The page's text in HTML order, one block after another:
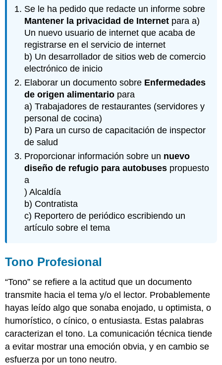
Se le ha pedido que redacte un informe sobre
Mantener la privacidad de Internet para a)
Un nuevo usuario de internet que acaba de
registrarse en el servicio de internet
b) Un desarrollador de sitios web de comercio
electrónico de inicio
Elaborar un documento sobre Enfermedades
de origen alimentario para
a) Trabajadores de restaurantes (servidores y
personal de cocina)
b) Para un curso de capacitación de inspector
de salud
Proporcionar información sobre un nuevo
diseño de refugio para autobuses propuesto
a
) Alcaldía
b) Contratista
c) Reportero de periódico escribiendo un
artículo sobre el tema
Tono Profesional
“Tono” se refiere a la actitud que un documento
transmite hacia el tema y/o el lector. Probablemente
hayas leído algo que sonaba enojado, u optimista, o
humorístico, o cínico, o entusiasta. Estas palabras
caracterizan el tono. La comunicación técnica tiende
a evitar mostrar una emoción obvia, y en cambio se
esfuerza por un tono neutro.